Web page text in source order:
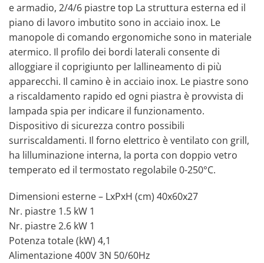
e armadio, 2/4/6 piastre top La struttura esterna ed il
piano di lavoro imbutito sono in acciaio inox. Le
manopole di comando ergonomiche sono in materiale
atermico. Il profilo dei bordi laterali consente di
alloggiare il coprigiunto per lallineamento di più
apparecchi. Il camino è in acciaio inox. Le piastre sono
a riscaldamento rapido ed ogni piastra è provvista di
lampada spia per indicare il funzionamento.
Dispositivo di sicurezza contro possibili
surriscaldamenti. Il forno elettrico è ventilato con grill,
ha lilluminazione interna, la porta con doppio vetro
temperato ed il termostato regolabile 0-250°C.
Dimensioni esterne – LxPxH (cm) 40x60x27
Nr. piastre 1.5 kW 1
Nr. piastre 2.6 kW 1
Potenza totale (kW) 4,1
Alimentazione 400V 3N 50/60Hz